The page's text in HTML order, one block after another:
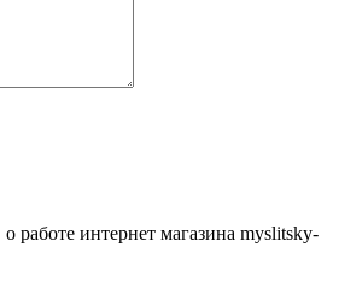
работе интернет магазина myslitsky-